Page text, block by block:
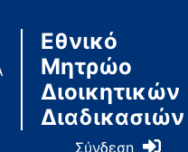
Εθνικό
Μητρώο
Διοικητικών
Διαδικασιών
Σύνδεση